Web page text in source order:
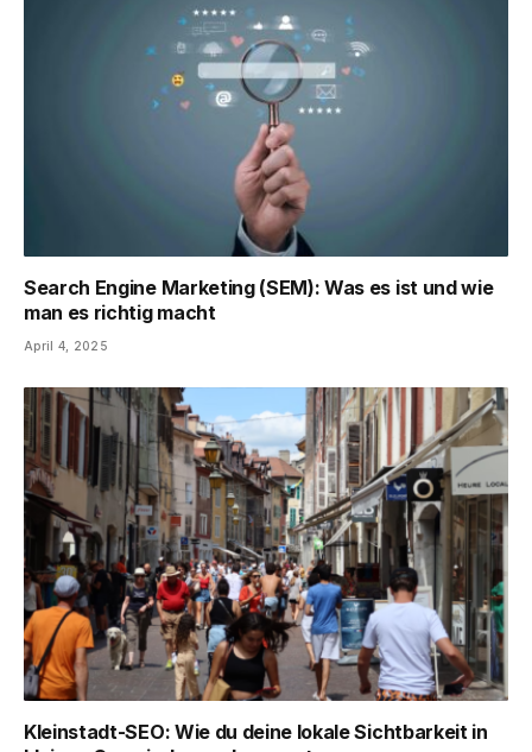
Search Engine Marketing (SEM): Was es ist und wie
man es richtig macht
April 4, 2025
Kleinstadt-SEO: Wie du deine lokale Sichtbarkeit in